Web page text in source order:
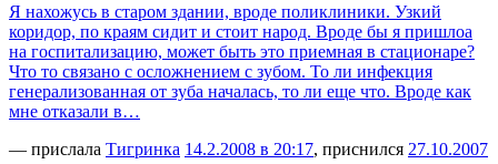
Я нахожусь в старом здании, вроде поликлиники. Узкий
коридор, по краям сидит и стоит народ. Вроде бы я пришлоа
на госпитализацию, может быть это приемная в стационаре?
Что то связано с осложнением с зубом. То ли инфекция
генерализованная от зуба началась, то ли еще что. Вроде как
мне отказали в…
— прислала Тигринка 14.2.2008 в 20:17, приснился 27.10.2007